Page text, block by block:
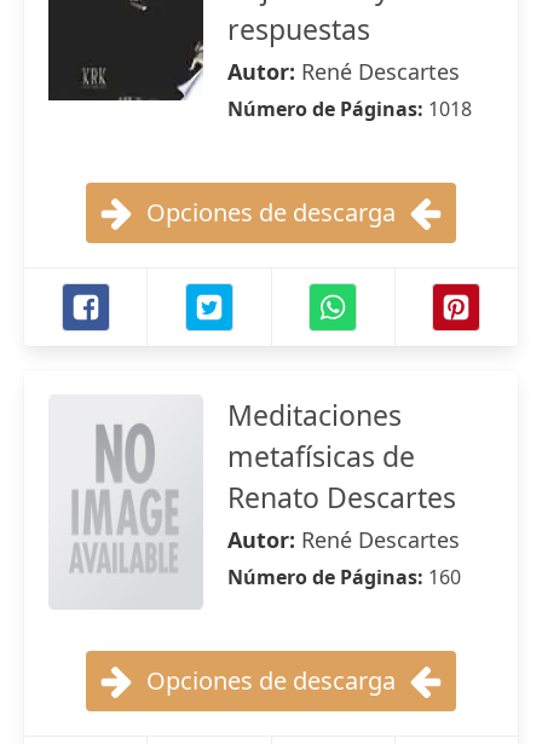
respuestas
Autor: René Descartes
Número de Páginas: 1018
Opciones de descarga
Meditaciones
metafísicas de
Renato Descartes
Autor: René Descartes
Número de Páginas: 160
Opciones de descarga